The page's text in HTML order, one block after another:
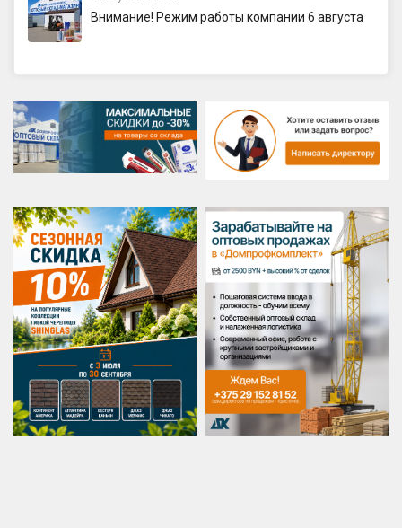
Внимание! Режим работы компании 6 августа